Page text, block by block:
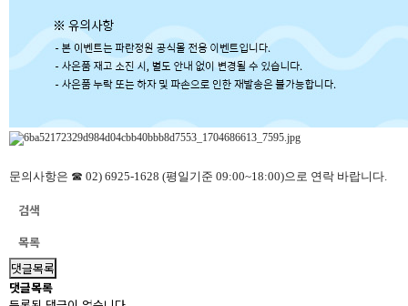
문의사항은 ☎ 02) 6925-1628 (평일기준 09:00~18:00)으로 연락 바랍니다.
검색
목록
댓글목록
댓글목록